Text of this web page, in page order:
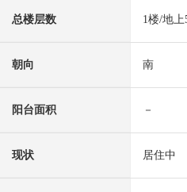
总楼层数 1楼/地
朝向 南
阳台面积 －
现状 居住中